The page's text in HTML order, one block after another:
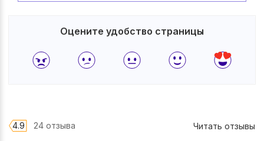
Оцените удобство страницы
4.9 24 отзыва Читать отзывы